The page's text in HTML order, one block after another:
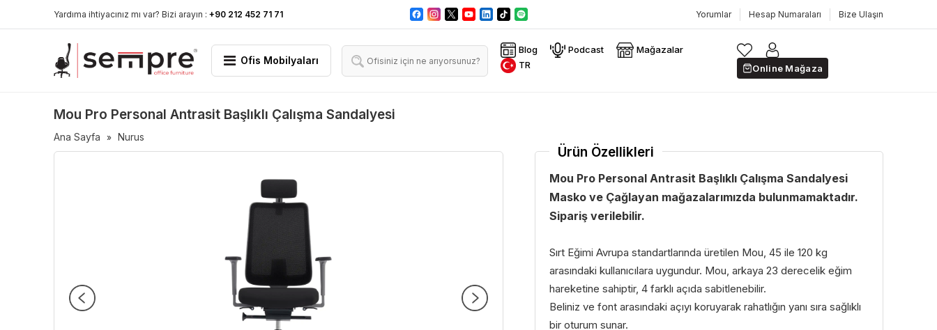
Yardıma ihtiyacınız mı var? Bizi arayın : +90 212 452 71 71 Yorumlar Hesap Numaraları Bize Ulaşın
Ofis Mobilyaları
Blog Podcast
Mağazalar
TR
Online Mağaza
Mou Pro Personal Antrasit Başlıklı Çalışma Sandalyesi
Ana Sayfa » Nurus
Ürün Özellikleri
Mou Pro Personal Antrasit Başlıklı Çalışma Sandalyesi
Masko ve Çağlayan mağazalarımızda bulunmamaktadır.
Sipariş verilebilir.
Sırt Eğimi Avrupa standartlarında üretilen Mou, 45 ile 120 kg
arasındaki kullanıcılara uygundur. Mou, arkaya 23 derecelik eğim
hareketine sahiptir, 4 farklı açıda sabitlenebilir.
Beliniz ve font arasındaki açıyı koruyarak rahatlığın yanı sıra sağlıklı
bir oturum sunar.